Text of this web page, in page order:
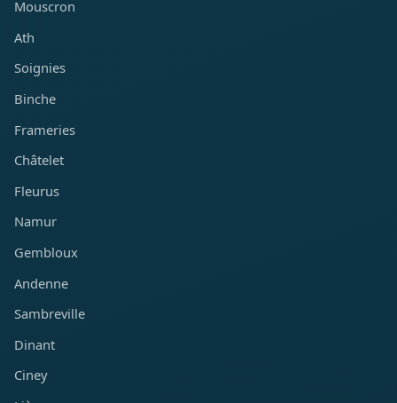
Mouscron
Ath
Soignies
Binche
Frameries
Châtelet
Fleurus
Namur
Gembloux
Andenne
Sambreville
Dinant
Ciney